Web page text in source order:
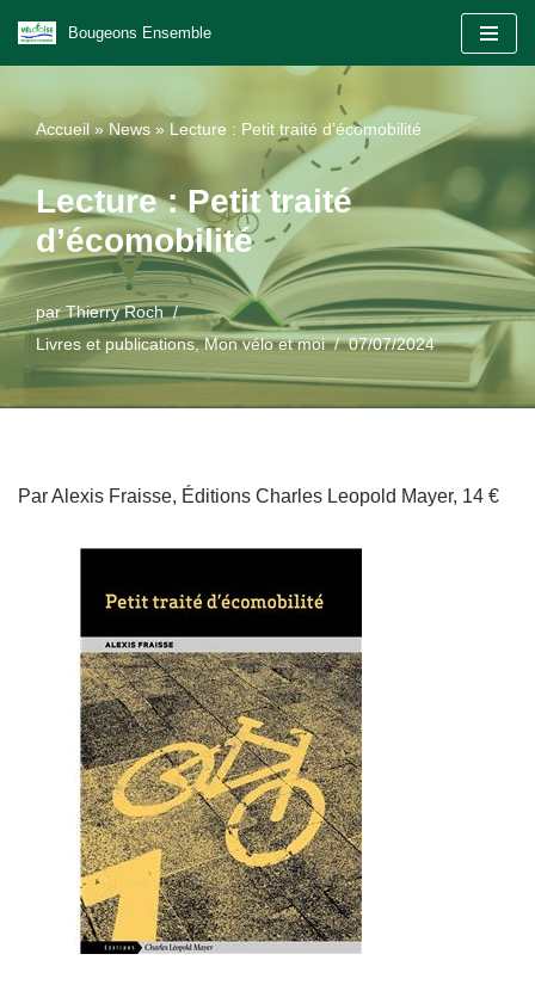
Aller
contenu
Bougeons Ensemble
Accueil » News » Lecture : Petit traité d’écomobilité
Lecture : Petit traité
d’écomobilité
parThierry Roch
Livres et publications,Mon vélo et moi 07/07/2024
Par Alexis Fraisse, Éditions Charles Leopold Mayer, 14 €